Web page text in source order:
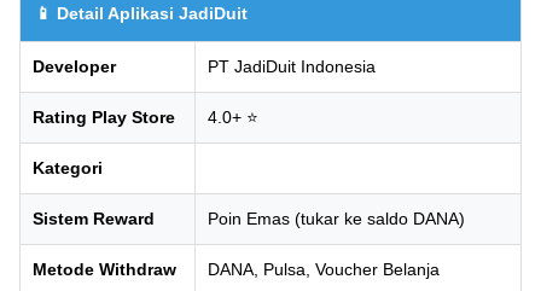
📱 Detail Aplikasi JadiDuit
Developer PT JadiDuit Indonesia
Rating Play Store 4.0+ ⭐
Kategori
Sistem Reward Poin Emas (tukar ke saldo DANA)
Metode Withdraw DANA, Pulsa, Voucher Belanja